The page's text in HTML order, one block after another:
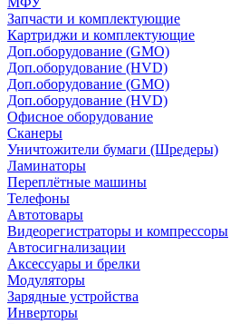
Запчасти и комплектующие
Картриджи и комплектующие
Доп.оборудование (GMO)
Доп.оборудование (HVD)
Доп.оборудование (GMO)
Доп.оборудование (HVD)
Офисное оборудование
Сканеры
Уничтожители бумаги (Шредеры)
Ламинаторы
Переплётные машины
Телефоны
Автотовары
Видеорегистраторы и компрессоры
Автосигнализации
Аксессуары и брелки
Модуляторы
Зарядные устройства
Инверторы